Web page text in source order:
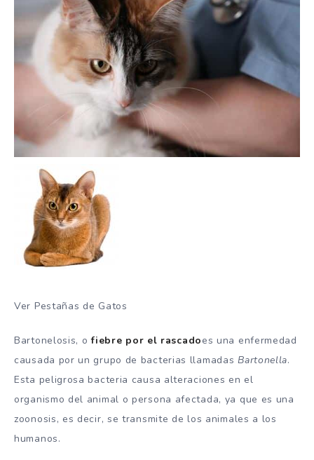
Ver Pestañas de Gatos
Bartonelosis, ofiebre por el rascadoes una enfermedad
causada por un grupo de bacterias llamadasBartonella.
Esta peligrosa bacteria causa alteraciones en el
organismo del animal o persona afectada, ya que es una
zoonosis, es decir, se transmite de los animales a los
humanos.